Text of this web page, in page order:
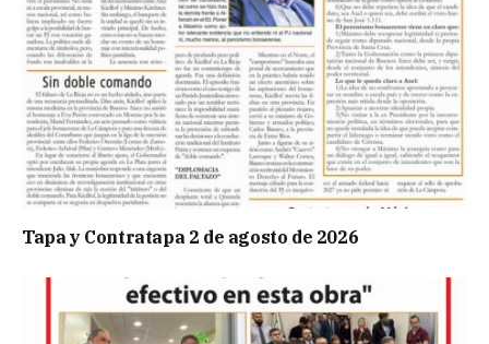
Tapa y Contratapa 2 de agosto de 2026